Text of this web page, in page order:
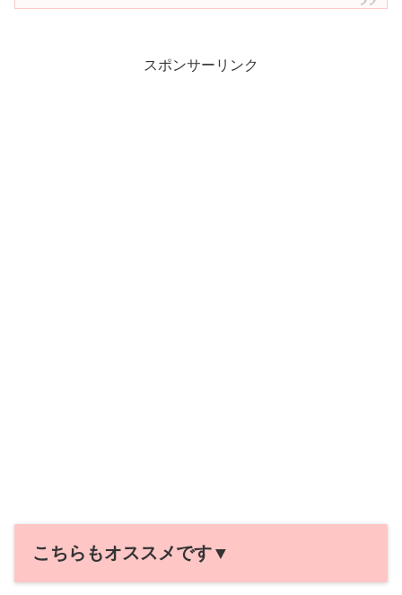
スポンサーリンク
こちらもオススメです▼